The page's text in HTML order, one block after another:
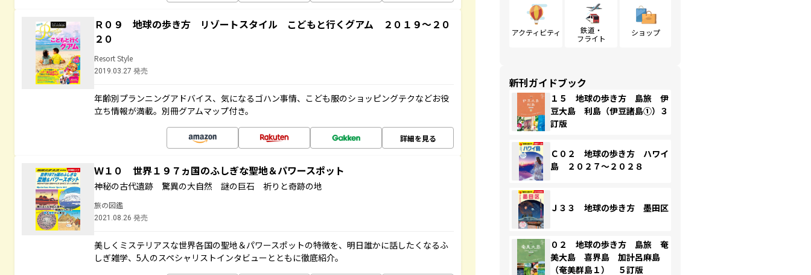
Ｒ０９ 地球の歩き方 リゾートスタイル こどもと行くグアム ２０１９～２０
２０
Resort Style
2019.03.27 発売
年齢別プランニングアドバイス、気になるゴハン事情、こども服のショッピングテクなどお役
立ち情報が満載。別冊グアムマップ付き。
詳細を見る
Ｗ１０ 世界１９７ヵ国のふしぎな聖地＆パワースポット
神秘の古代遺跡 驚異の大自然 謎の巨石 祈りと奇跡の地
旅の図鑑
2021.08.26 発売
美しくミステリアスな世界各国の聖地＆パワースポットの特徴を、明日誰かに話したくなるふ
しぎ雑学、5人のスペシャリストインタビューとともに徹底紹介。
アクティビティ
鉄道・
フライト
ショップ
新刊ガイドブック
１５ 地球の歩き方 島旅 伊
豆大島 利島（伊豆諸島①）３
訂版
Ｃ０２ 地球の歩き方 ハワイ
島 ２０２７～２０２８
Ｊ３３ 地球の歩き方 墨田区
０２ 地球の歩き方 島旅 奄
美大島 喜界島 加計呂麻島
（奄美群島１） ５訂版